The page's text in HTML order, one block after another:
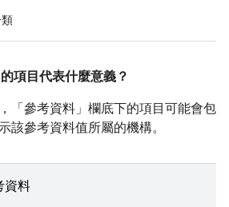
項目代表什麼意義？
「參考資料」 欄底下的項目可能會包
該參考資料值所屬的機構。
資料